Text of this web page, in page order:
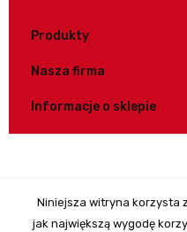
Produkty
Nasza firma
Informacje o sklepie
Niniejsza witryna korzysta
jak największą wygodę